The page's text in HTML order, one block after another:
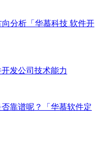
分析「华慕科技 软件开
发公司技术能力
靠谱呢？「华慕软件定